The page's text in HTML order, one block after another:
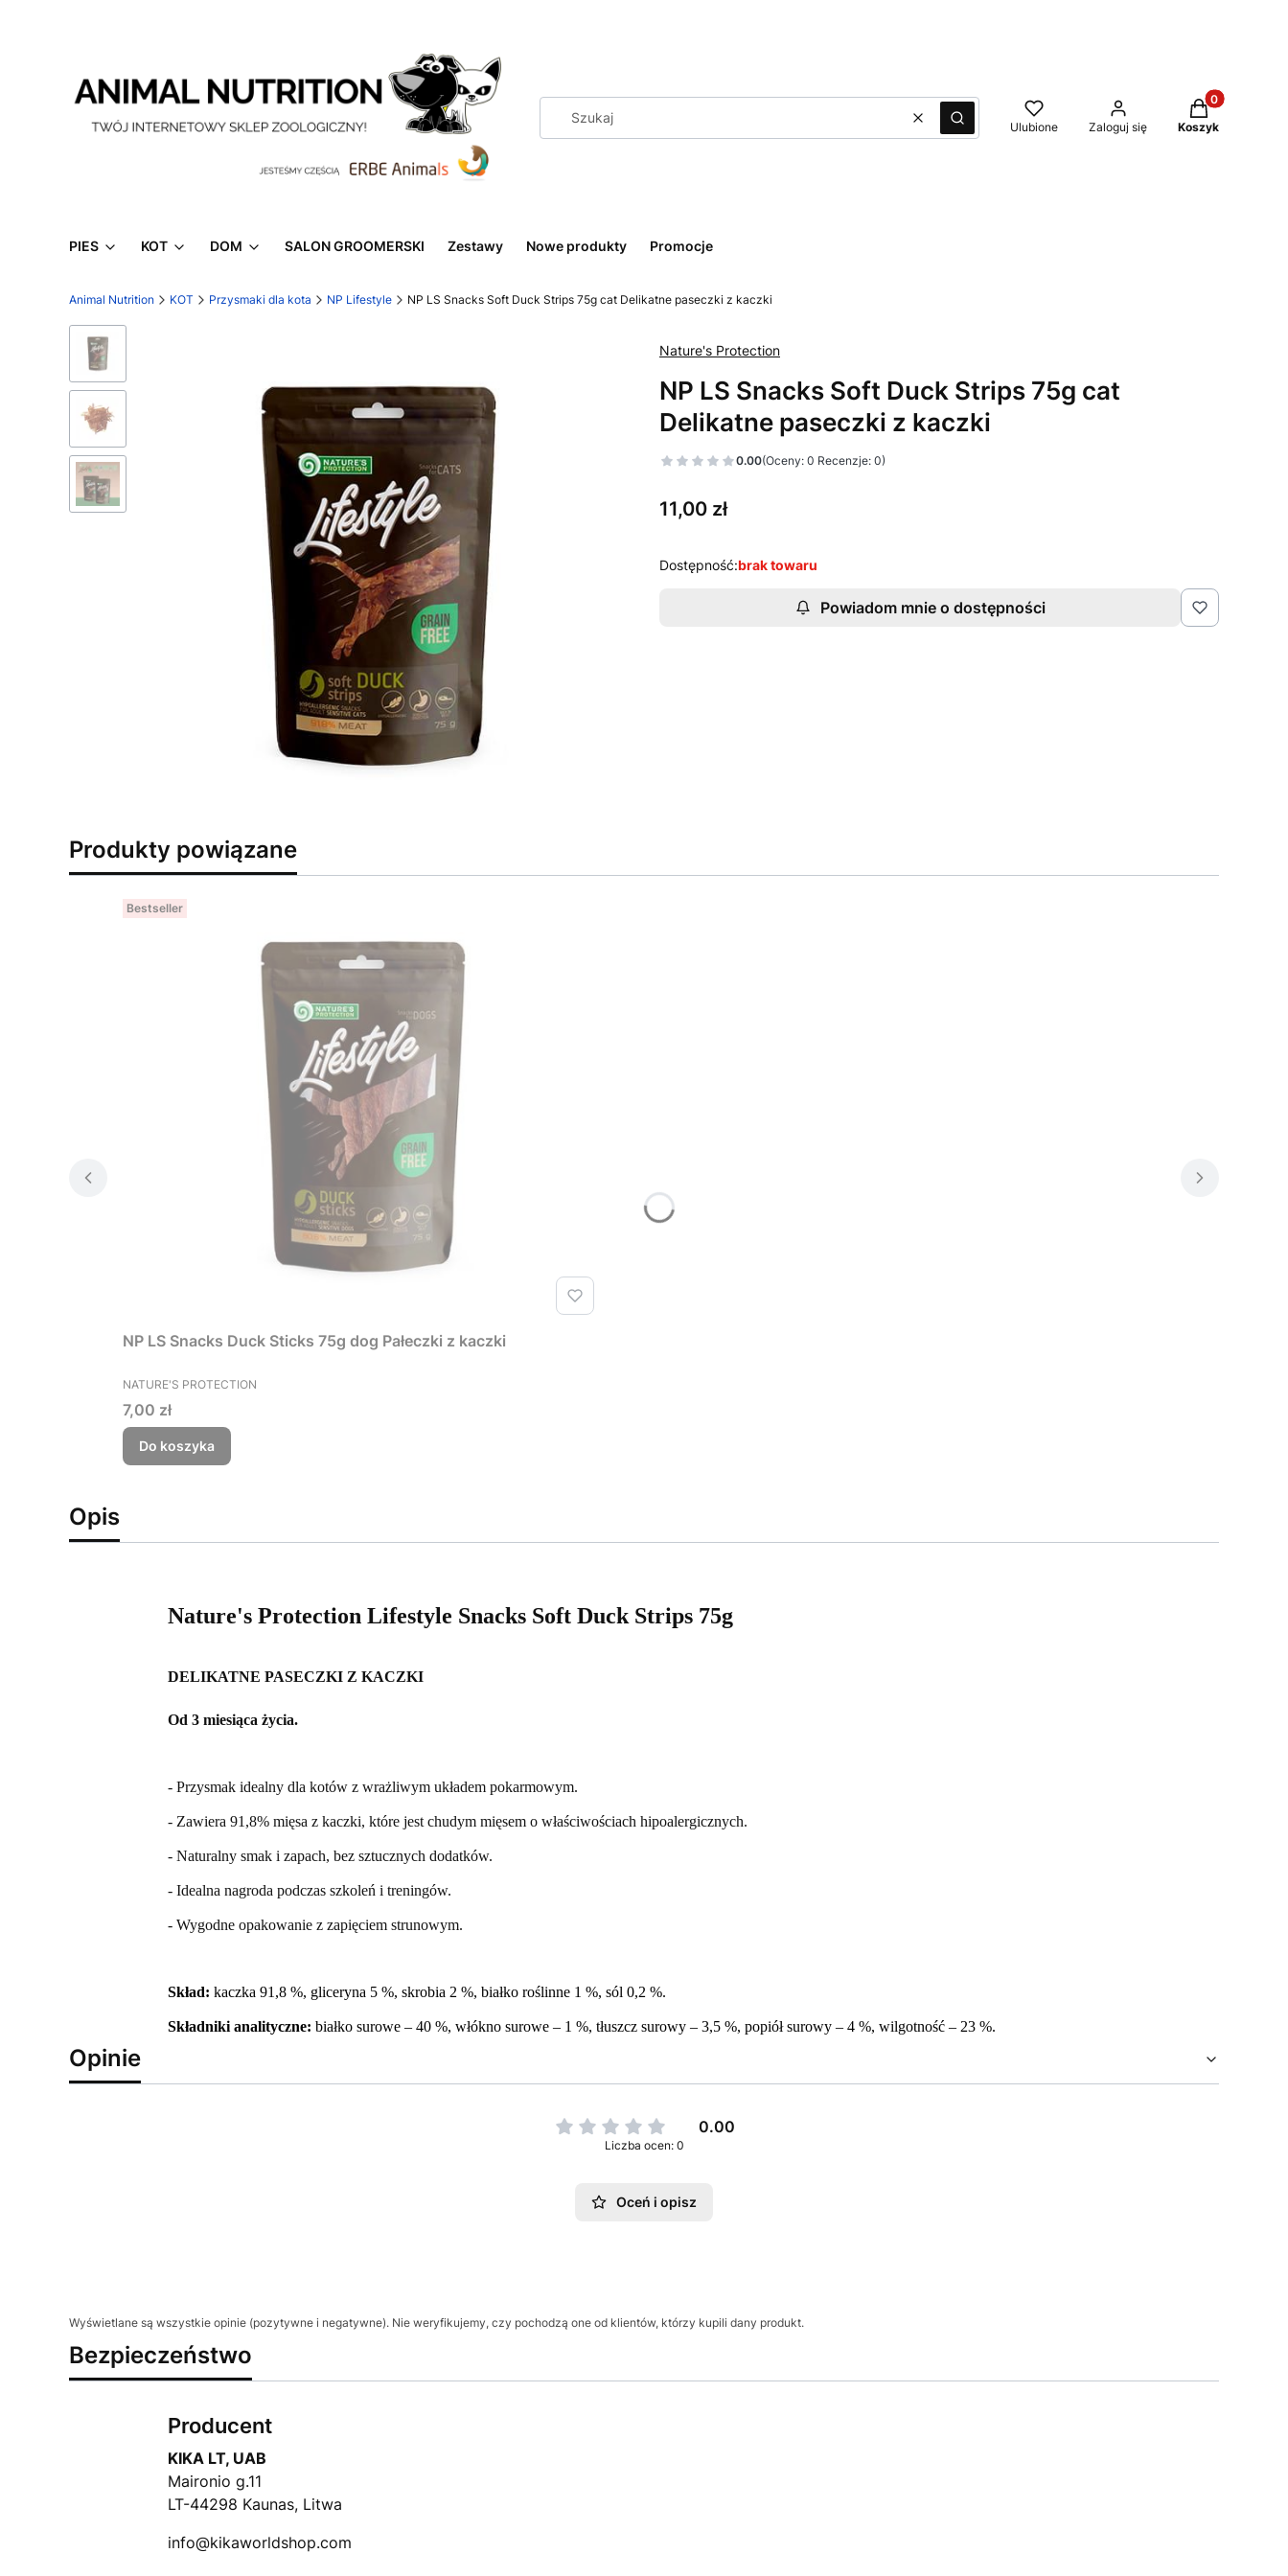
WyczyśćSzukaj Ulubione Zaloguj się
Produkty w
Koszyk
PIES KOT DOM SALON GROOMERSKI Zestawy Nowe produkty Promocje
Animal Nutrition KOT Przysmaki dla kota NP Lifestyle NP LS Snacks Soft Duck Strips 75g cat Delikatne paseczki z kaczki
Nature's Protection
NP LS Snacks Soft Duck Strips 75g cat
Delikatne paseczki z kaczki
0.00(Oceny: 0 Recenzje: 0)
Cena
11,00 zł
Dostępność:brak towaru
Powiadom mnie o dostępności
Produkty powiązane
Bestseller
NP LS Snacks Duck Sticks 75g dog Pałeczki z kaczki
PRODUCENT
NATURE'S PROTECTION
Cena
7,00 zł
Do koszyka
Opis
Nature's Protection Lifestyle Snacks Soft Duck Strips 75g
DELIKATNE PASECZKI Z KACZKI
Od 3 miesiąca życia.
- Przysmak idealny dla kotów z wrażliwym układem pokarmowym.
- Zawiera 91,8% mięsa z kaczki, które jest chudym mięsem o właściwościach hipoalergicznych.
- Naturalny smak i zapach, bez sztucznych dodatków.
- Idealna nagroda podczas szkoleń i treningów.
- Wygodne opakowanie z zapięciem strunowym.
Skład: kaczka 91,8 %, gliceryna 5 %, skrobia 2 %, białko roślinne 1 %, sól 0,2 %.
Składniki analityczne: białko surowe – 40 %, włókno surowe – 1 %, tłuszcz surowy – 3,5 %, popiół surowy – 4 %, wilgotność – 23 %.
Opinie
0.00
Liczba ocen: 0
Oceń i opisz
Wyświetlane są wszystkie opinie (pozytywne i negatywne). Nie weryfikujemy, czy pochodzą one od klientów, którzy kupili dany produkt.
Bezpieczeństwo
Producent
KIKA LT, UAB
Maironio g.11
LT-44298 Kaunas, Litwa
info@kikaworldshop.com